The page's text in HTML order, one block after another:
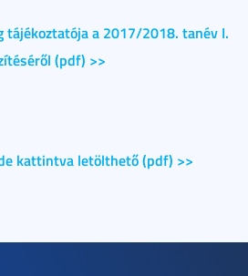
tájékoztatója a 2017/2018. tanév I.
(pdf) >>
kattintva letölthető (pdf) >>